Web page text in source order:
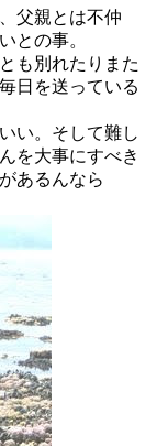
父親とは不仲
との事。
も別れたりまた
日を送っている
い。そして難し
を大事にすべき
あるんなら